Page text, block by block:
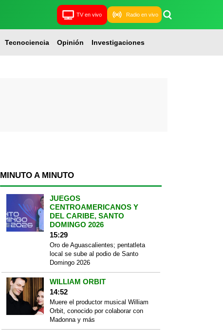
TV en vivo Radio en vivo
Tecnociencia Opinión Investigaciones
MINUTO A MINUTO
JUEGOS
CENTROAMERICANOS Y
DEL CARIBE, SANTO
DOMINGO 2026
15:29
Oro de Aguascalientes; pentatleta
local se sube al podio de Santo
Domingo 2026
WILLIAM ORBIT
14:52
Muere el productor musical William
Orbit, conocido por colaborar con
Madonna y más